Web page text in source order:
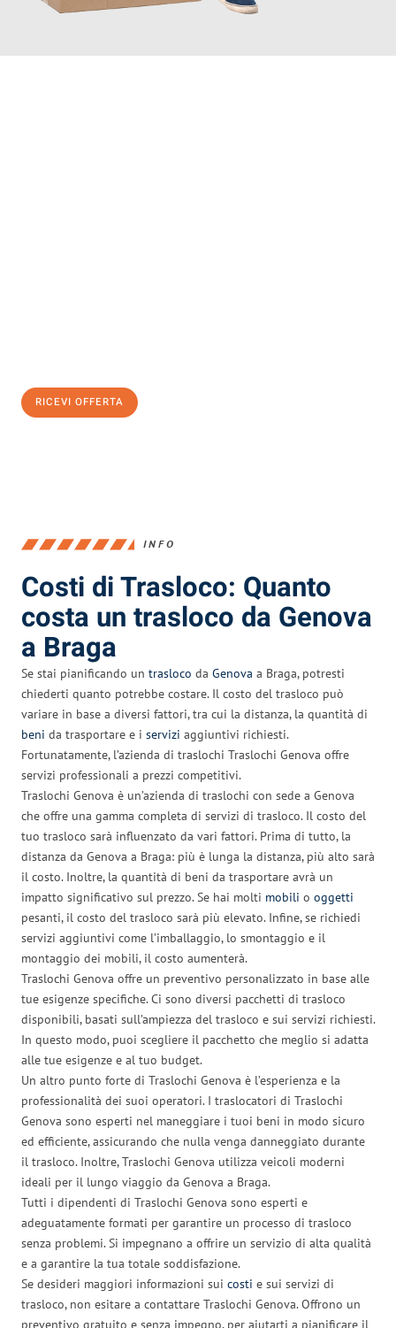
RICEVI OFFERTA
INFO
Costi di Trasloco: Quanto
costa un trasloco da Genova
a Braga
Se stai pianificando un trasloco da Genova a Braga, potresti
chiederti quanto potrebbe costare. Il costo del trasloco può
variare in base a diversi fattori, tra cui la distanza, la quantità di
beni da trasportare e i servizi aggiuntivi richiesti.
Fortunatamente, l’azienda di traslochi Traslochi Genova offre
servizi professionali a prezzi competitivi.
Traslochi Genova è un’azienda di traslochi con sede a Genova
che offre una gamma completa di servizi di trasloco. Il costo del
tuo trasloco sarà influenzato da vari fattori. Prima di tutto, la
distanza da Genova a Braga: più è lunga la distanza, più alto sarà
il costo. Inoltre, la quantità di beni da trasportare avrà un
impatto significativo sul prezzo. Se hai molti mobili o oggetti
pesanti, il costo del trasloco sarà più elevato. Infine, se richiedi
servizi aggiuntivi come l’imballaggio, lo smontaggio e il
montaggio dei mobili, il costo aumenterà.
Traslochi Genova offre un preventivo personalizzato in base alle
tue esigenze specifiche. Ci sono diversi pacchetti di trasloco
disponibili, basati sull’ampiezza del trasloco e sui servizi richiesti.
In questo modo, puoi scegliere il pacchetto che meglio si adatta
alle tue esigenze e al tuo budget.
Un altro punto forte di Traslochi Genova è l’esperienza e la
professionalità dei suoi operatori. I traslocatori di Traslochi
Genova sono esperti nel maneggiare i tuoi beni in modo sicuro
ed efficiente, assicurando che nulla venga danneggiato durante
il trasloco. Inoltre, Traslochi Genova utilizza veicoli moderni
ideali per il lungo viaggio da Genova a Braga.
Tutti i dipendenti di Traslochi Genova sono esperti e
adeguatamente formati per garantire un processo di trasloco
senza problemi. Si impegnano a offrire un servizio di alta qualità
e a garantire la tua totale soddisfazione.
Se desideri maggiori informazioni sui costi e sui servizi di
trasloco, non esitare a contattare Traslochi Genova. Offrono un
preventivo gratuito e senza impegno, per aiutarti a pianificare il